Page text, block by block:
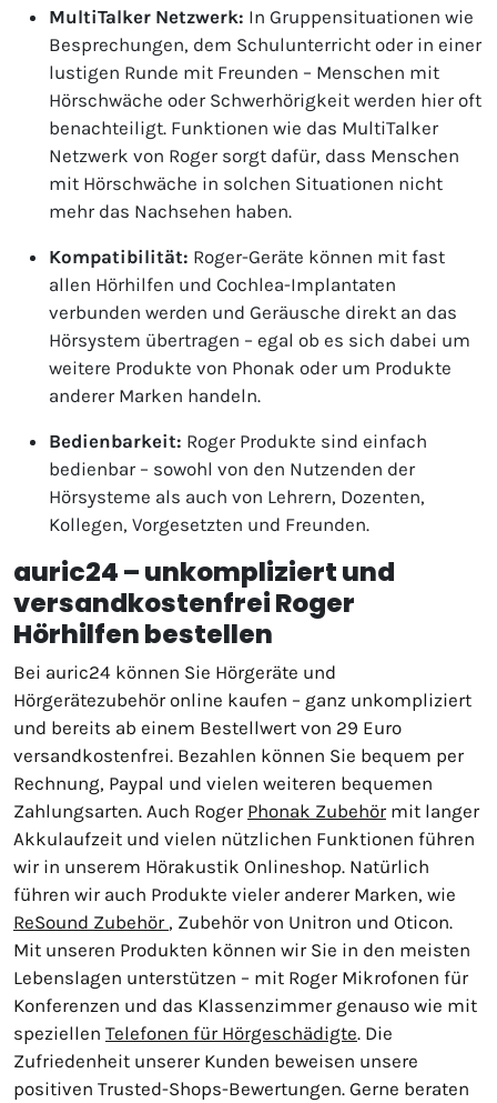
MultiTalker Netzwerk: In Gruppensituationen wie
Besprechungen, dem Schulunterricht oder in einer
lustigen Runde mit Freunden – Menschen mit
Hörschwäche oder Schwerhörigkeit werden hier oft
benachteiligt. Funktionen wie das MultiTalker
Netzwerk von Roger sorgt dafür, dass Menschen
mit Hörschwäche in solchen Situationen nicht
mehr das Nachsehen haben.
Kompatibilität: Roger-Geräte können mit fast
allen Hörhilfen und Cochlea-Implantaten
verbunden werden und Geräusche direkt an das
Hörsystem übertragen – egal ob es sich dabei um
weitere Produkte von Phonak oder um Produkte
anderer Marken handeln.
Bedienbarkeit: Roger Produkte sind einfach
bedienbar – sowohl von den Nutzenden der
Hörsysteme als auch von Lehrern, Dozenten,
Kollegen, Vorgesetzten und Freunden.
auric24 – unkompliziert und
versandkostenfrei Roger
Hörhilfen bestellen
Bei auric24 können Sie Hörgeräte und
Hörgerätezubehör online kaufen – ganz unkompliziert
und bereits ab einem Bestellwert von 29 Euro
versandkostenfrei. Bezahlen können Sie bequem per
Rechnung, Paypal und vielen weiteren bequemen
Zahlungsarten. Auch Roger Phonak Zubehörmit langer
Akkulaufzeit und vielen nützlichen Funktionen führen
wir in unserem Hörakustik Onlineshop. Natürlich
führen wir auch Produkte vieler anderer Marken, wie
ReSound Zubehör , Zubehör von Unitron und Oticon.
Mit unseren Produkten können wir Sie in den meisten
Lebenslagen unterstützen – mit Roger Mikrofonen für
Konferenzen und das Klassenzimmer genauso wie mit
speziellen Telefonen für Hörgeschädigte. Die
Zufriedenheit unserer Kunden beweisen unsere
positiven Trusted-Shops-Bewertungen. Gerne beraten